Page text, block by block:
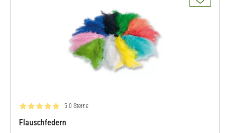
Bewertung: 5.0 von 5
5.0 Sterne
Flauschfedern